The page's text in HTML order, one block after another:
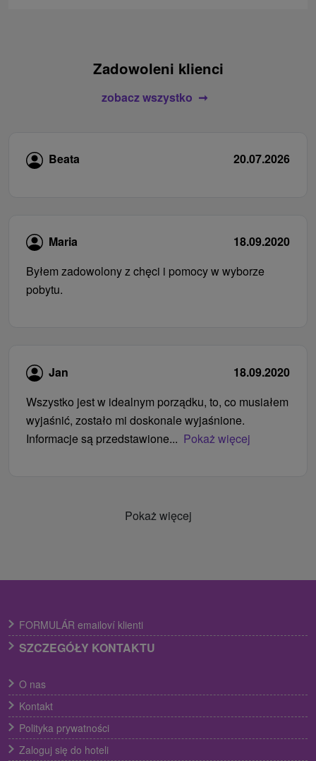
Zadowoleni klienci
zobacz wszystko
Beata 20.07.2026
Maria
18.09.2020
Byłem zadowolony z chęci i pomocy w wyborze
pobytu.
Jan
18.09.2020
Wszystko jest w idealnym porządku, to, co musiałem
wyjaśnić, zostało mi doskonale wyjaśnione.
Informacje są przedstawione... Pokaż więcej
Pokaż więcej
FORMULÁR emailoví klienti
SZCZEGÓŁY KONTAKTU
O nas
Kontakt
Polityka prywatności
Zaloguj się do hoteli